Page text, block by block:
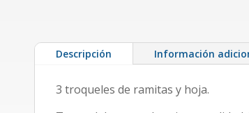
Descripción Información
3 troqueles de ramitas y hoja.